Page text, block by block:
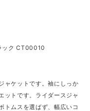
ック CT00010
ャケットです。袖にしっか
ットです。ライダースジャ
トムスを選ばず、幅広いコ